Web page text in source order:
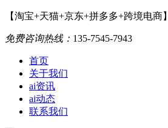
【淘宝+天猫+京东+拼多多+跨境电商】
免费咨询热线： 135-7545-7943
首页
关于我们
ai资讯
ai动态
联系我们